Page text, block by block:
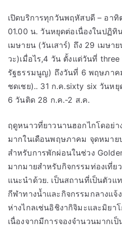
เปิดบริการทุกวันพฤหัสบดี – อาทิ
01.00 น. วันหยุดต่อเนื่องในปฏิ
เมษายน (วันเสาร์) ถึง 29 เมษา
วะ)เมื่อไร,4 วัน ตั้งแต่วันที่
รัฐธรรมนูญ) ถึงวันที่ 6 พฤษภา
ชดเชย).. 31 ก.ค.sixty six วันห
6 วันติด 28 ก.ค.-2 ส.ค.
ฤดูหนาวที่ยาวนานฮอกไกโดอย่
มากในเดือนพฤษภาคม จุดหมา
สำหรับการพักผ่อนในช่วง
มากมายสำหรับกิจกรรมท่องเที่
แนะนำด้วย. เป็นสถานที่เป็นตัว
กีฬาทางน้ำและกิจกรรมกลางแจ้
ห่างไกลเช่นอิชิงากิจิมะและมิยา
เนื่องจากมีการจองจำนวนมากเป็